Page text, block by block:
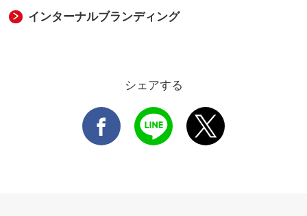
インターナルブランディング
シェアする